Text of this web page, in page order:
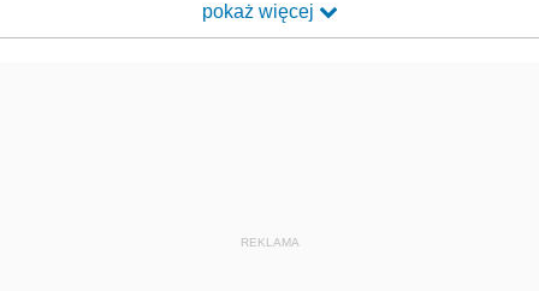
pokaż więcej
REKLAMA